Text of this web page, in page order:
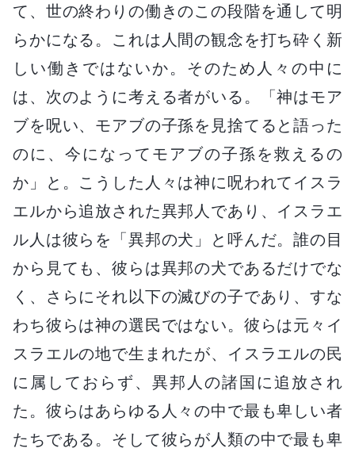
て、世の終わりの働きのこの段階を通して明
らかになる。これは人間の観念を打ち砕く新
しい働きではないか。そのため人々の中に
は、次のように考える者がいる。「神はモア
ブを呪い、モアブの子孫を見捨てると語った
のに、今になってモアブの子孫を救えるの
か」と。こうした人々は神に呪われてイスラ
エルから追放された異邦人であり、イスラエ
ル人は彼らを「異邦の犬」と呼んだ。誰の目
から見ても、彼らは異邦の犬であるだけでな
く、さらにそれ以下の滅びの子であり、すな
わち彼らは神の選民ではない。彼らは元々イ
スラエルの地で生まれたが、イスラエルの民
に属しておらず、異邦人の諸国に追放され
た。彼らはあらゆる人々の中で最も卑しい者
たちである。そして彼らが人類の中で最も卑